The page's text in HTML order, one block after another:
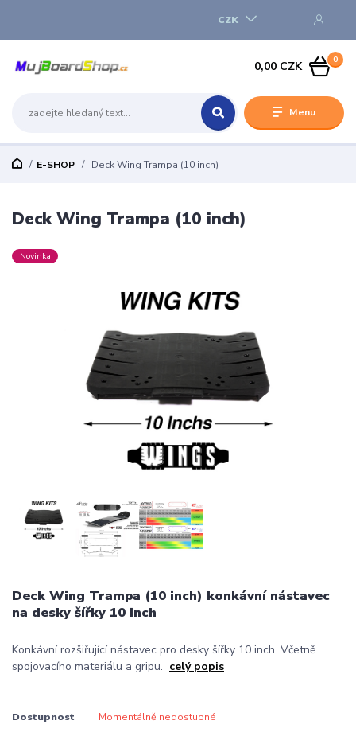
Menu
CZK
0
0,00 CZK
E-SHOP Deck Wing Trampa (10 inch)
Deck Wing Trampa (10 inch)
Novinka
Deck Wing Trampa (10 inch) konkávní nástavec
na desky šířky 10 inch
Konkávní rozšiřující nástavec pro desky šířky 10 inch. Včetně
spojovacího materiálu a gripu. celý popis
Dostupnost Momentálně nedostupné